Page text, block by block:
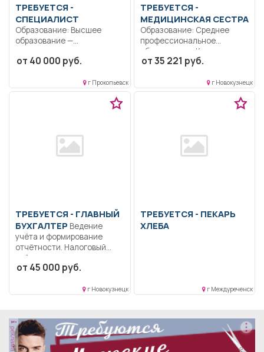
ТРЕБУЕТСЯ -
СПЕЦИАЛИСТ
Образование: Высшее
образование —
магистратура.. Специалист
от 40 000 руб.
г Прокопьевск
ТРЕБУЕТСЯ -
МЕДИЦИНСКАЯ СЕСТРА
Образование: Среднее
профессиональное
образование.. Контроль за
санитарным состоянием в...
от 35 221 руб.
г Новокузнецк
ТРЕБУЕТСЯ - ГЛАВНЫЙ
БУХГАЛТЕР
учёта и формирование
отчётности. Налоговый
учёт и планирование....
от 45 000 руб.
г Новокузнецк
ТРЕБУЕТСЯ - ПЕКАРЬ
ХЛЕБА
г Междуреченск
реклама